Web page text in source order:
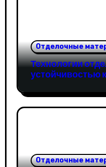
Отделочные
Технологии
устойчивостью
Отделочные